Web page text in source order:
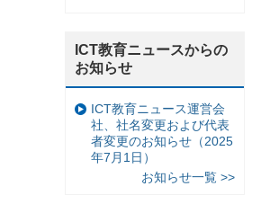
ICT教育ニュースからの
お知らせ
ICT教育ニュース運営会
社、社名変更および代表
者変更のお知らせ（2025
年7月1日）
お知らせ一覧 >>